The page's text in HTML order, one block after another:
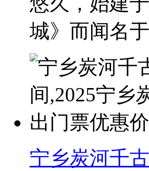
城》而闻名
宁乡炭河千